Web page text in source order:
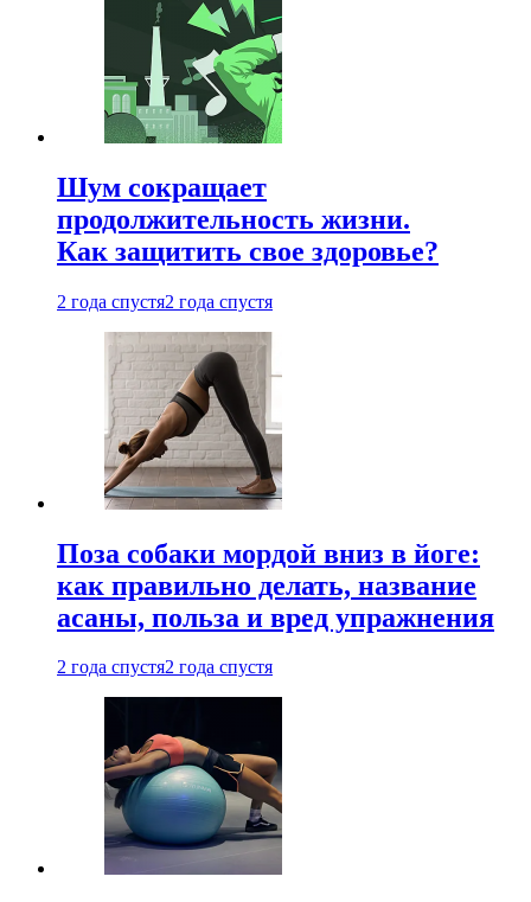
Шум сокращает
продолжительность жизни.
Как защитить свое здоровье?
2 года спустя2 года спустя
Поза собаки мордой вниз в йоге:
как правильно делать, название
асаны, польза и вред упражнения
2 года спустя2 года спустя